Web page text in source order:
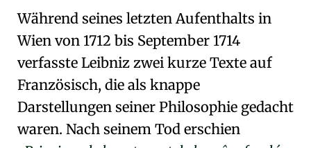
Während seines letzten Aufenthalts in
Wien von 1712 bis September 1714
verfasste Leibniz zwei kurze Texte auf
Französisch, die als knappe
Darstellungen seiner Philosophie gedacht
waren. Nach seinem Tod erschien